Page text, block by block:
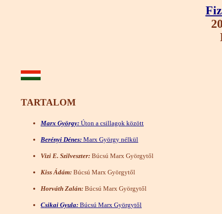
TARTALOM
Marx György: Úton a csillagok között
Berényi Dénes: Marx György nélkül
Vizi E. Szilveszter: Búcsú Marx Györgytől
Kiss Ádám: Búcsú Marx Györgytől
Horváth Zalán: Búcsú Marx Györgytől
Csikai Gyula: Búcsú Marx Györgytől